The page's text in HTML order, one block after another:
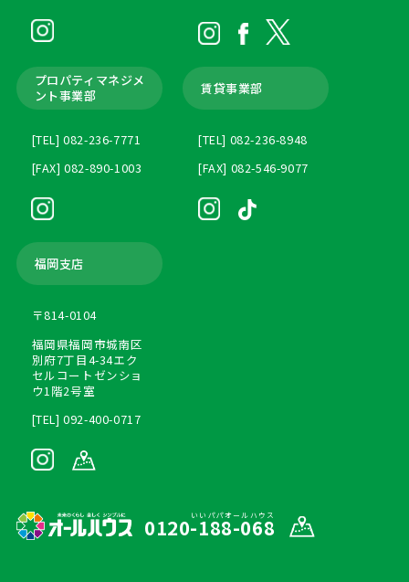
プロパティマネジメ
ント事業部
[TEL] 082-236-7771
[FAX] 082-890-1003
賃貸事業部
[TEL] 082-236-8948
[FAX] 082-546-9077
福岡支店
〒814-0104
福岡県福岡市城南区
別府7丁目4-34エク
セルコートゼンショ
ウ1階2号室
[TEL] 092-400-0717
いいパパオールハウス
0120-188-068